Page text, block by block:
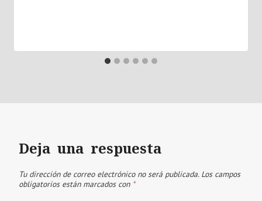
Deja una respuesta
Tu dirección de correo electrónico no será publicada. Los campos
obligatorios están marcados con *